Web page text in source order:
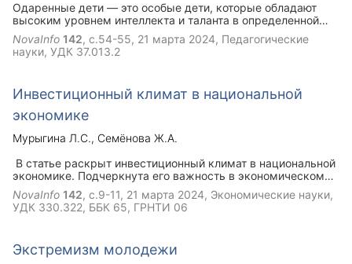
Одаренные дети — это особые дети, которые обладают
высоким уровнем интеллекта и таланта в определенной
области знаний. Они проявляют исключительные
способности в усвоении новой информации и обладают
глубоким пониманием сложных концепций. Для таких
предоставить им дополнительные возможности для
NovaInfo 142, с.54-55, 21 марта 2024, Педагогические
науки, УДК 37.013.2
Инвестиционный климат в национальной
экономике
Мурыгина Л.С.
Семёнова Ж.А.
В статье раскрыт инвестиционный климат в национальной
экономике. Подчеркнута его важность в экономическом
развитии. Доказана необходимость инвестиций для
стабилизации экономического состояния стран.
Проанализировано современное состояние
NovaInfo 142, с.9-11, 21 марта 2024, Экономические науки,
УДК 330.322, ББК 65, ГРНТИ 06
Экстремизм молодежи